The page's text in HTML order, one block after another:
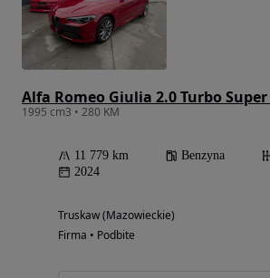
Alfa Romeo Giulia 2.0 Turbo Super
1995 cm3 • 280 KM
11 779 km Benzyna
2024
Truskaw (Mazowieckie)
Firma • Podbite